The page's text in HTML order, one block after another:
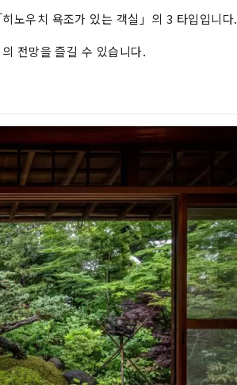
풍경을 즐길 수 있는, 내탕과 노천탕이 세트
". 가족이나 동료와 방문하는 것은 물론, 혼
호텔, 여관용 클라우드 애플리케이션 개
사토야마 커넥트 사업 지역이 통합된
satoyama.jinya-connect.com/
노우치 욕조가 있는 객실」의 3 타입입니다.
전망을 즐길 수 있습니다.